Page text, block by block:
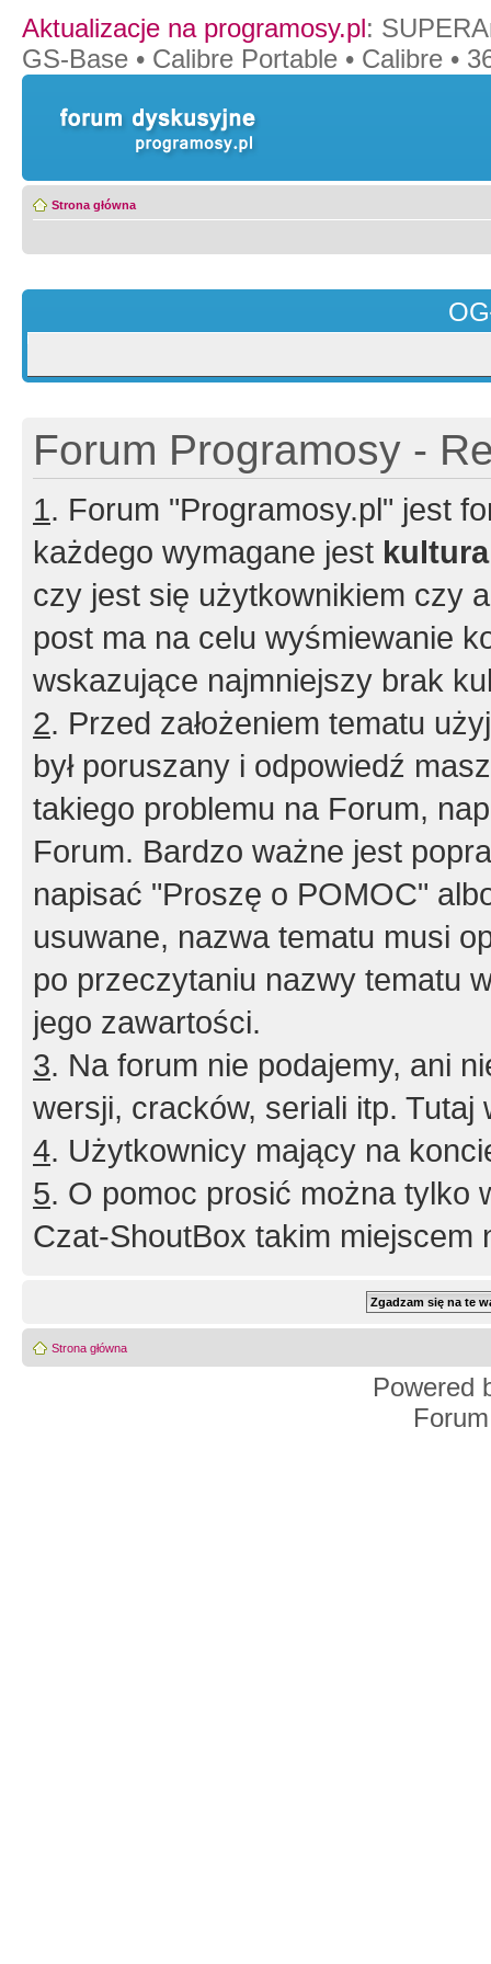
Aktualizacje na programosy.pl:
GS-Base • Calibre Portable • Calibre •
Strona główna
Forum Programosy -
1. Forum "Programosy.pl" jest
każdego wymagane jest
czy jest się użytkownikiem czy
post ma na celu wyśmiewanie
wskazujące najmniejszy brak
2. Przed założeniem tematu
był poruszany i odpowiedź
takiego problemu na Forum,
Forum. Bardzo ważne jest
napisać "Proszę o POMOC"
usuwane, nazwa tematu musi
po przeczytaniu nazwy tematu
jego zawartości.
3. Na forum nie podajemy, ani
wersji, cracków, seriali itp. Tutaj
4. Użytkownicy mający na
5. O pomoc prosić można tylko
Czat-ShoutBox takim miejscem
Strona główna
Powered